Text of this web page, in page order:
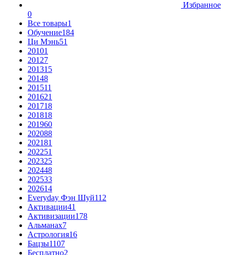
Избранное
0
Все товары1
Обучение184
Ци Мэнь51
20101
20127
201315
20148
201511
201621
201718
201818
201960
202088
202181
202251
202325
202448
202533
202614
Everyday Фэн Шуй112
Активации41
Активизации178
Альманах7
Астрология16
Бацзы1107
Бесплатно2